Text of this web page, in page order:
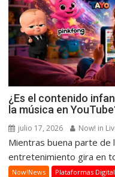
¿Es el contenido
la música en
julio 17, 2026 Now! in
Mientras buena parte de
entretenimiento gira en
Now!News Plataformas